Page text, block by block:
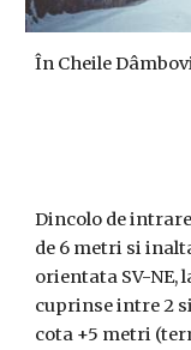
În Cheile
Dincolo de
de 6 metri si
orientata SV-NE,
cuprinse intre 2
cota +5 metri